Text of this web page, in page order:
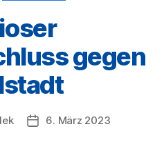
gegen
Veröffentlichungsdatum
6. März 2023